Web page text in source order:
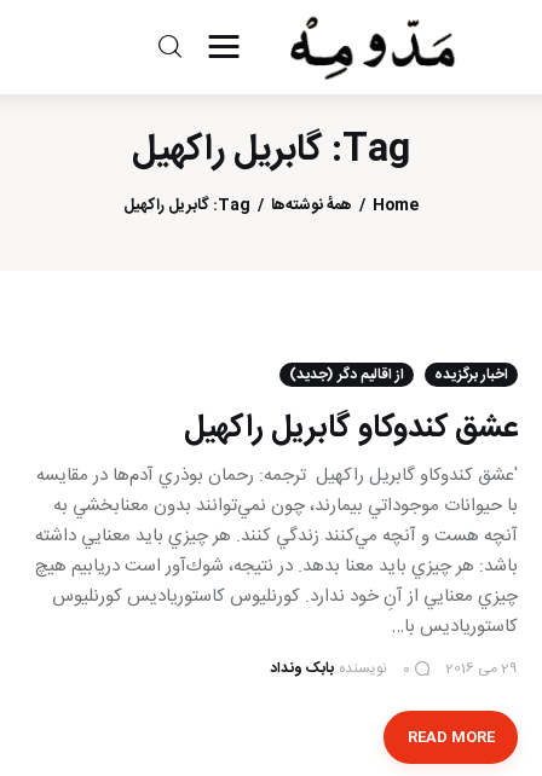
Tag: گابريل راكهيل
Home همهٔ نوشته‌ها Tag: گابريل راكهيل
مد و مه
ادبیات
سینما
درباره ما
اخبار برگزیده از اقالیم دگر (جدید)
عشق كندوكاو گابريل راكهيل
'عشق كندوكاو گابريل راكهيل ترجمه: رحمان بوذري آدم‌ها در مقايسه
با حيوانات موجوداتي بيمارند، چون نمي‌توانند بدون معنابخشي به
آنچه هست و آنچه مي‌كنند زندگي كنند. هر چيزي بايد معنايي داشته
باشد: هر چيزي بايد معنا بدهد. در نتيجه، شوك‌آور است دريابيم هيچ
چيزي معنايي از آنِ خود ندارد. كورنليوس كاستورياديس كورنليوس
كاستورياديس با…
29 می 2016 0 نویسنده بابک ونداد
READ MORE